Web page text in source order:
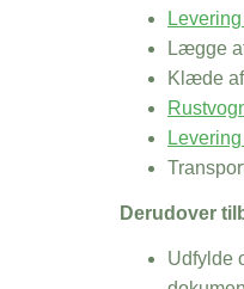
Lægge
Klæde
Derudover
Udfylde